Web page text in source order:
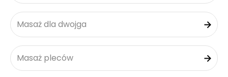
Masaż dla dwojga
Masaż pleców